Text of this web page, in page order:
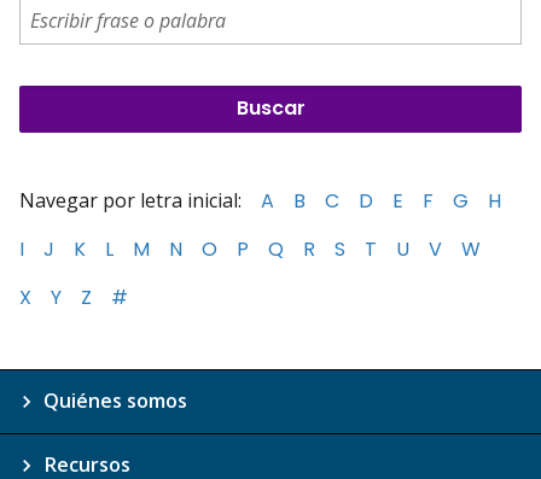
Navegar por letra inicial: A B C D E F G
H
I
J K L M N O P Q R S T U V
W
X
Y Z #
Quiénes somos
Recursos